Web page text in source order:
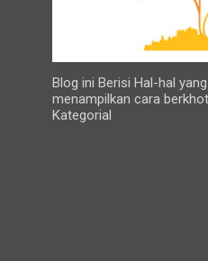
Blog ini Berisi Hal-hal
menampilkan cara
Kategorial